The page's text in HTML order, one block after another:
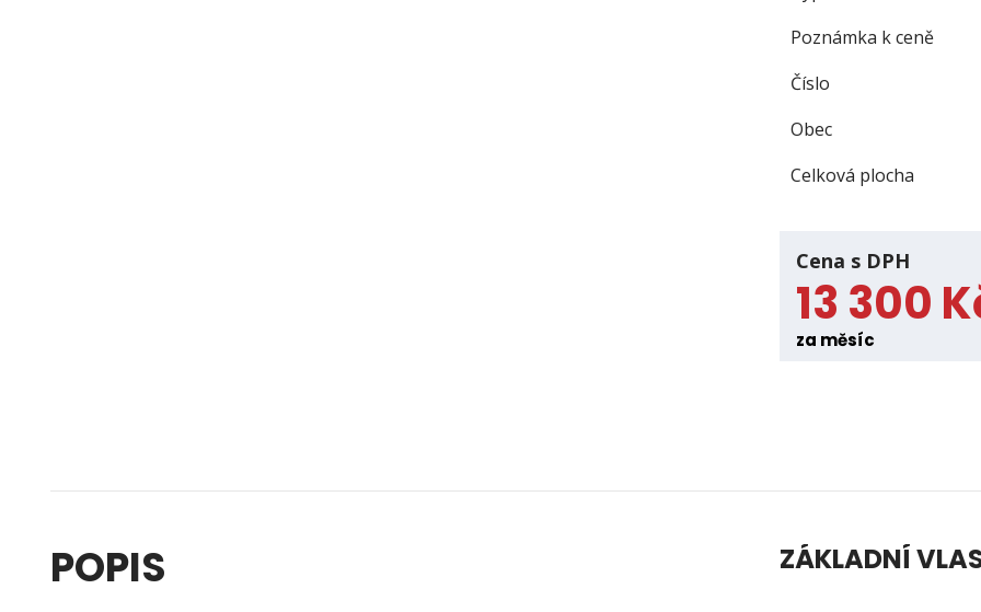
Poznámka k ceně
Číslo
Obec
Celková plocha
Cena s DPH
13 300
za měsíc
POPIS ZÁKLADNÍ